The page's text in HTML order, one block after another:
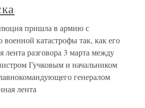
пришла в армию с
катастрофы так, как его
лента разговора 3 марта между
Гучковым и начальником
генералом
лента